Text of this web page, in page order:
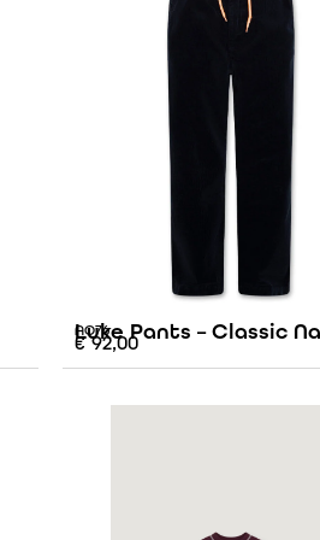
AO76
Luke Pants – Classic
€92,00